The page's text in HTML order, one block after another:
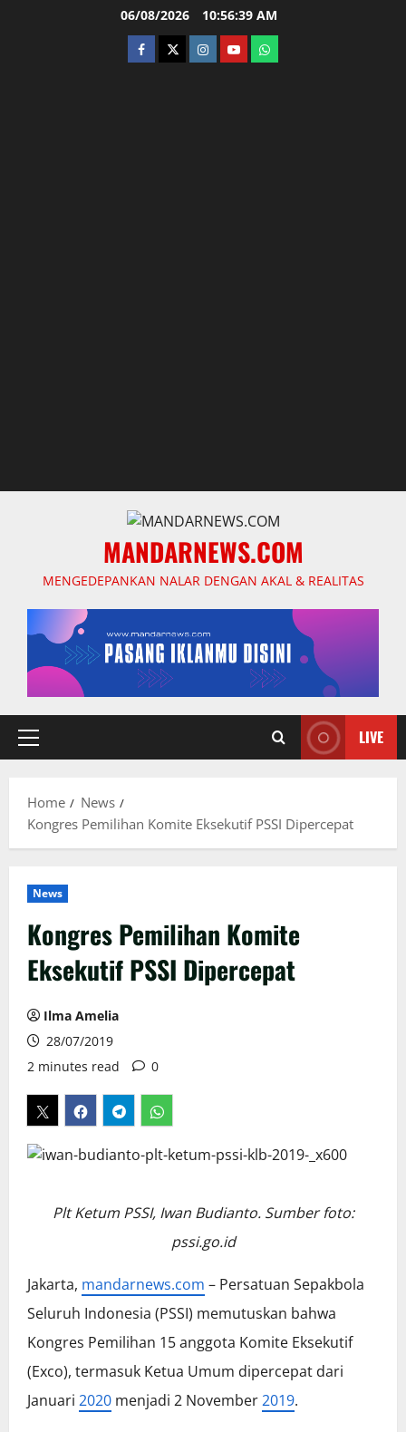
06/08/2026 10:56:40 AM
facebooktwitterinstagram.com
youtubewhatsapp
MANDARNEWS.COM
MENGEDEPANKAN NALAR DENGAN AKAL & REALITAS
Primary
LIVE
Home
News
Kongres Pemilihan Komite Eksekutif PSSI Dipercepat
News
Kongres Pemilihan Komite
Eksekutif PSSI Dipercepat
Ilma Amelia
28/07/2019
2 minutes read
0
Plt Ketum PSSI, Iwan Budianto. Sumber foto:
pssi.go.id
Jakarta, mandarnews.com – Persatuan Sepakbola
Seluruh Indonesia (PSSI) memutuskan bahwa
Kongres Pemilihan 15 anggota Komite Eksekutif
(Exco), termasuk Ketua Umum dipercepat dari
Januari 2020 menjadi 2 November2019.